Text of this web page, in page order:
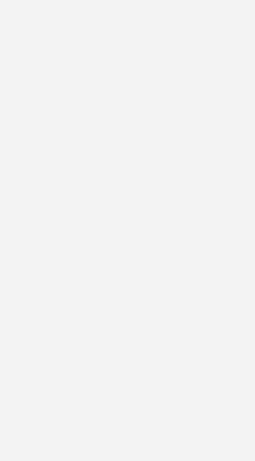
Innung
Innung Nordrhein (KIN)
für Kälte-,
die diesjährige
Mechatroniker für
Sommer 2019).